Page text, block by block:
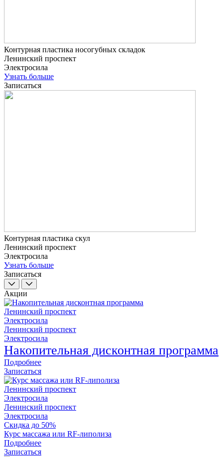
Контурная пластика носогубных складок
Ленинский проспект
Электросила
Узнать больше
Записаться
Контурная пластика скул
Ленинский проспект
Электросила
Узнать больше
Записаться
Акции
Ленинский проспект
Электросила
Ленинский проспект
Электросила
Накопительная дисконтная программа
Подробнее
Записаться
Ленинский проспект
Электросила
Ленинский проспект
Электросила
Скидка до 50%
Курс массажа или RF-липолиза
Подробнее
Записаться